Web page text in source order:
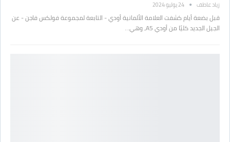
زياد عاطف 24 يوليو 2024
قبل بضعة أيام كشفت العلامة الألمانية أودي - التابعة لمجموعة فولكس فاجن - عن
الجيل الجديد كليًا من أودي A5، وهي…